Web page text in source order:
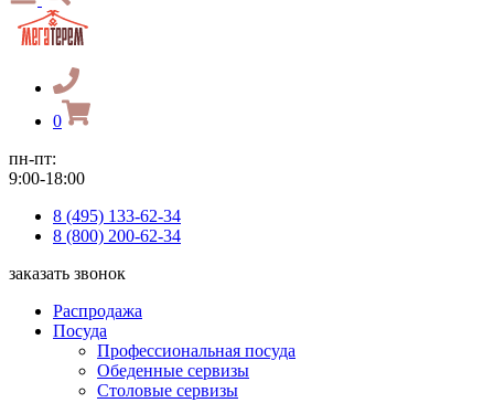
0
пн-пт:
9:00-18:00
8 (495) 133-62-34
8 (800) 200-62-34
заказать звонок
Распродажа
Посуда
Профессиональная посуда
Обеденные сервизы
Столовые сервизы